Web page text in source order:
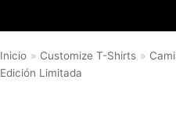
al
Inicio » Customize T-Shirts »
Edición Limitada